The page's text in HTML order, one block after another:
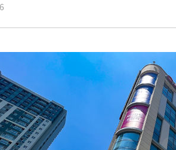
설 건설한 레바논 남부에서 레바논군 3명 폭발로
관, 이스라엘 긴급방문 다중화된 전선 상황 논의
헨티나 축구 선수 메시의 부친 지병 별세
데뷔 앞둔 이강인, 맨시티전 선발 대신 '벤치 시작'
원·TK 당원투표 합산 김민석 48.54%로 승리…정
당원투표 합산 김민석 46.01%로 승리…정청래
권리당원투표…강원·경북 김민석, 대구 정청래
대표 경선, 경북 권리당원 투표 김민석 47.37%·정